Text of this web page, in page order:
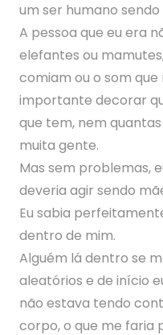
um ser humano sendo
A pessoa que eu era
elefantes ou
comiam ou o som
importante decorar
que tem, nem
muita gente.
Mas sem problemas,
deveria agir sendo
Eu sabia
dentro de mim.
Alguém lá dentro se
aleatórios e de início
não estava tendo
corpo, o que me faria